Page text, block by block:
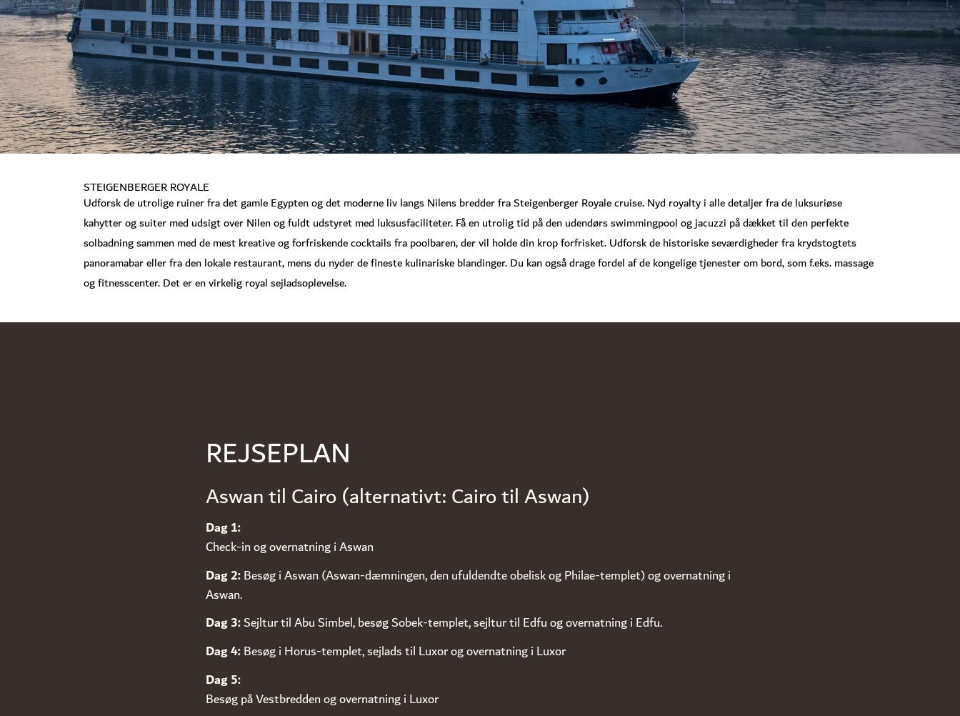
STEIGENBERGER ROYALE
Udforsk de utrolige ruiner fra det gamle Egypten og det moderne liv langs Nilens bredder fra Steigenberger Royale cruise. Nyd royalty i alle detaljer fra de luksuriøse
kahytter og suiter med udsigt over Nilen og fuldt udstyret med luksusfaciliteter. Få en utrolig tid på den udendørs swimmingpool og jacuzzi på dækket til den perfekte
solbadning sammen med de mest kreative og forfriskende cocktails fra poolbaren, der vil holde din krop forfrisket. Udforsk de historiske seværdigheder fra krydstogtets
panoramabar eller fra den lokale restaurant, mens du nyder de fineste kulinariske blandinger. Du kan også drage fordel af de kongelige tjenester om bord, som f.eks. massage
og fitnesscenter. Det er en virkelig royal sejladsoplevelse.
REJSEPLAN
Aswan til Cairo (alternativt: Cairo til Aswan)
Dag 1:
Check-in og overnatning i Aswan
Dag 2:Besøg i Aswan (Aswan-dæmningen, den ufuldendte obelisk og Philae-templet) og overnatning i
Aswan.
Dag 3:Sejltur til Abu Simbel, besøg Sobek-templet, sejltur til Edfu og overnatning i Edfu.
Dag 4:Besøg i Horus-templet, sejlads til Luxor og overnatning i Luxor
Dag 5:
Besøg på Vestbredden og overnatning i Luxor